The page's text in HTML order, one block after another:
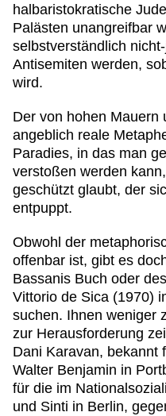
halbaristokratische
Palästen unangreifbar
selbstverständlich
Antisemiten werden,
wird.
Der von hohen Mauern
angeblich reale
Paradies, in das man
verstoßen werden
geschützt glaubt, der
entpuppt.
Obwohl der
offenbar ist, gibt es
Bassanis Buch oder
Vittorio de Sica (1970)
suchen. Ihnen weniger
zur Herausforderung
Dani Karavan, bekannt
Walter Benjamin in
für die im
und Sinti in Berlin,